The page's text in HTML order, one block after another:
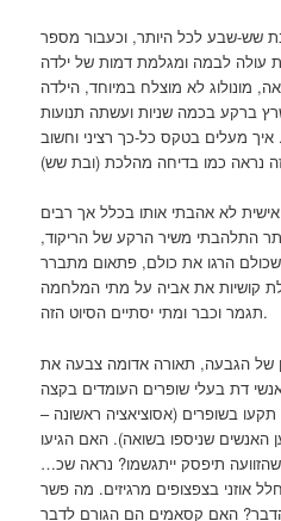
שש-שבע לכל היותר, וכעבור מספר
עולה לבמה ומגלמת דמות של ילדה
מונולוג לא מוצלח במיוחד, הילדה
ברקע בכמה שניות ועשתה תנועות
מעלים בטקס כל-כך רציני וחשוב
לא אהבתי אותו בכלל אך רבים
התלהבתי משיר הרקע של הריקוד,
הרגו את כולם, פתאום מתברר
קושיות את אביה על מתי המלחמה
תגמר וכבר ומתי יסתיים הסיוט הזה.
של הגבעה, תאורה אדומה צבעה את
דת בעלי שופרים העומדים בקצה
בשופרים (אסוציאציה ראשונה –
האנשים שניספו בשואה). האם הגיעו
תיפסק ייתגשמו? נראה שכ…
אוזני בצפצופים מרגיזים. מה פשר